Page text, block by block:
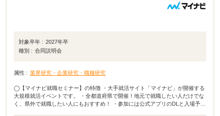
対象卒年 : 2027年卒
種別 : 合同説明会
属性 : 業界研究・企業研究・職種研究
◯【マイナビ就職セミナー】の特徴 ・大手就活サイト「マイナビ」が開催する
大規模就活イベントです。 ・全都道府県で開催！地元で就職したい人だけでな
く、県外で就職したい人にもおすすめ！ ・参加には公式アプリのDLと入場予約